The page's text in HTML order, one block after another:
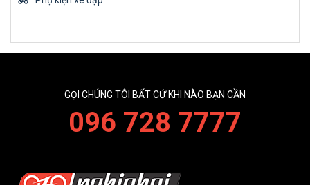
GỌI CHÚNG TÔI BẤT CỨ KHI NÀO BẠN CẦN
096 728 7777